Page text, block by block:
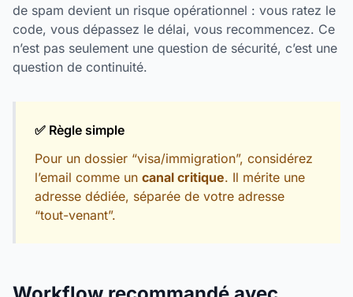
de spam devient un risque opérationnel : vous ratez le
code, vous dépassez le délai, vous recommencez. Ce
n’est pas seulement une question de sécurité, c’est une
question de continuité.
✅ Règle simple
Pour un dossier “visa/immigration”, considérez
l’email comme un canal critique. Il mérite une
adresse dédiée, séparée de votre adresse
“tout-venant”.